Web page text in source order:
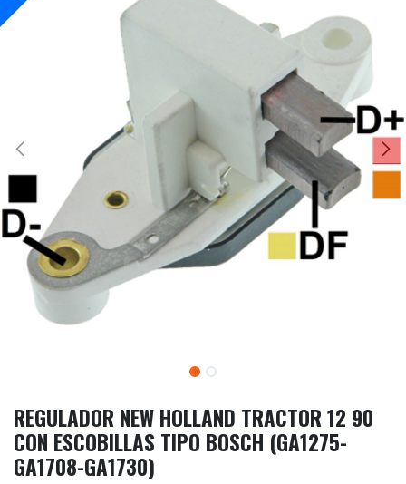
REGULADOR NEW HOLLAND TRACTOR 12 90
CON ESCOBILLAS TIPO BOSCH (GA1275-
GA1708-GA1730)